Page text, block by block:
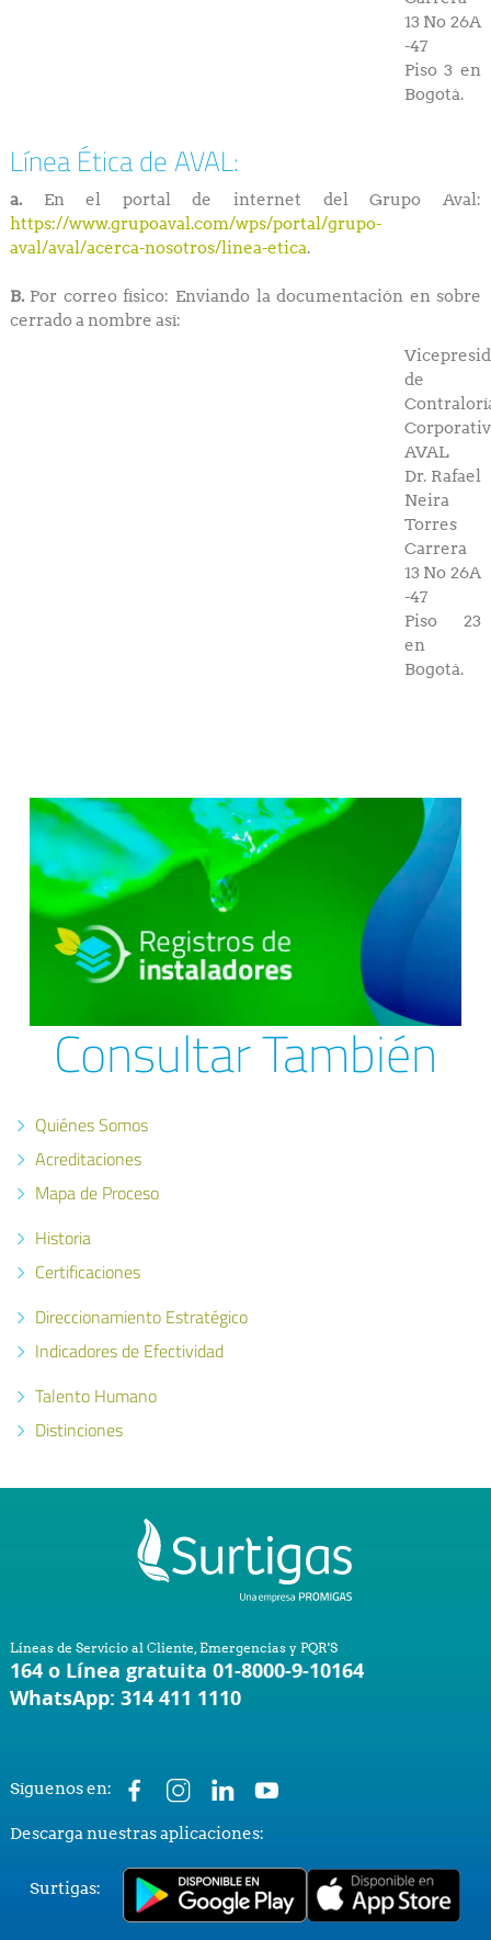
13 No 26A
-47
Piso 3 en
Bogotá.
Línea Ética de AVAL:
a. En el portal de internet del Grupo Aval:
https://www.grupoaval.com/wps/portal/grupo-
aval/aval/acerca-nosotros/linea-etica.
B. Por correo físico: Enviando la documentación en sobre
cerrado a nombre así:
de
AVAL
Dr. Rafael
Neira
Torres
Carrera
13 No 26A
-47
Piso 23
en
Bogotá.
Consultar También
Quiénes Somos
Acreditaciones
Mapa de Proceso
Historia
Certificaciones
Direccionamiento Estratégico
Indicadores de Efectividad
Talento Humano
Distinciones
Líneas de Servicio al Cliente, Emergencias y PQR'S
164 o Línea gratuita 01-8000-9-10164
WhatsApp: 314 411 1110
Síguenos en:
Descarga nuestras aplicaciones:
Surtigas: